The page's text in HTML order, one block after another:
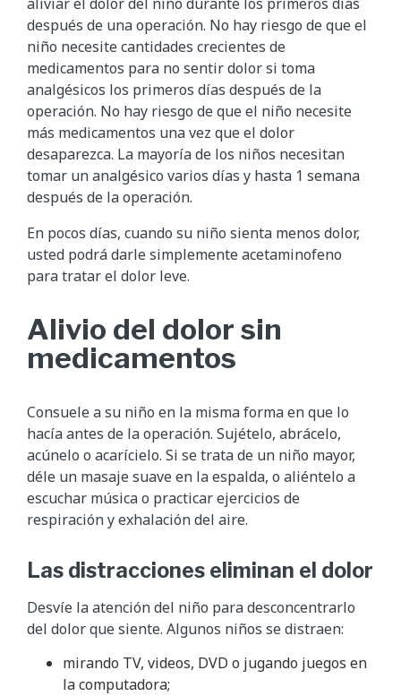
después de una operación. No hay riesgo de que el
niño necesite cantidades crecientes de
medicamentos para no sentir dolor si toma
analgésicos los primeros días después de la
operación. No hay riesgo de que el niño necesite
más medicamentos una vez que el dolor
desaparezca. La mayoría de los niños necesitan
tomar un analgésico varios días y hasta 1 semana
después de la operación.
En pocos días, cuando su niño sienta menos dolor,
usted podrá darle simplemente acetaminofeno
para tratar el dolor leve.
Alivio del dolor sin
medicamentos
Consuele a su niño en la misma forma en que lo
hacía antes de la operación. Sujételo, abrácelo,
acúnelo o acarícielo. Si se trata de un niño mayor,
déle un masaje suave en la espalda, o aliéntelo a
escuchar música o practicar ejercicios de
respiración y exhalación del aire.
Las distracciones eliminan el dolor
Desvíe la atención del niño para desconcentrarlo
del dolor que siente. Algunos niños se distraen:
mirando TV, videos, DVD o jugando juegos en
la computadora;